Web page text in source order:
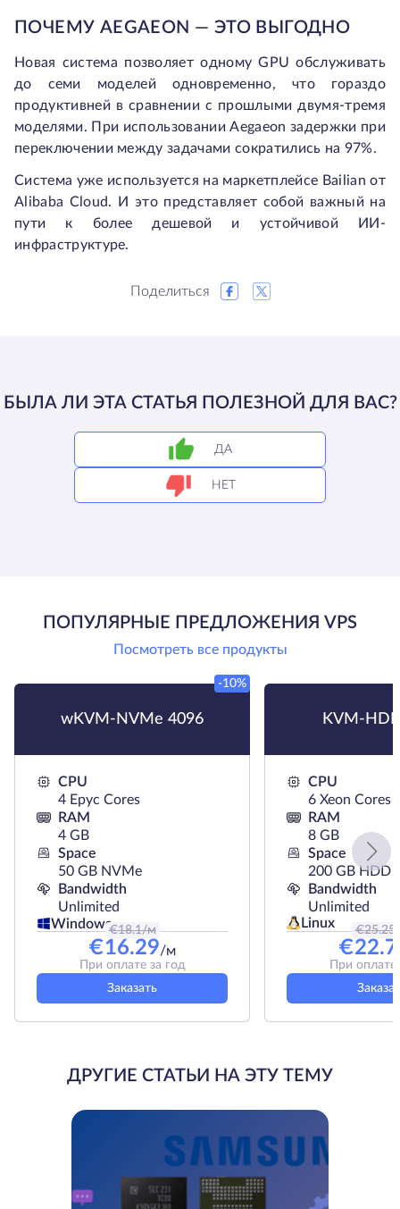
ПОЧЕМУ AEGAEON — ЭТО ВЫГОДНО
Новая система позволяет одному GPU обслуживать
до семи моделей одновременно, что гораздо
продуктивней в сравнении с прошлыми двумя-тремя
моделями. При использовании Aegaeon задержки при
переключении между задачами сократились на 97%.
Система уже используется на маркетплейсе Bailian от
Alibaba Cloud. И это представляет собой важный на
пути к более дешевой и устойчивой ИИ-
инфраструктуре.
Поделиться
БЫЛА ЛИ ЭТА СТАТЬЯ ПОЛЕЗНОЙ ДЛЯ ВАС?
ДА
НЕТ
ПОПУЛЯРНЫЕ ПРЕДЛОЖЕНИЯ VPS
Посмотреть все продукты
wKVM-NVMe 4096
-10%
CPU
4 Epyc Cores
RAM
4 GB
Space
50 GB NVMe
Bandwidth
Unlimited
Windows€18.1/м
€16.29/м
При оплате за год
Заказать
KVM-
CPU
6 Xeon Cores
RAM
8 GB
Space
200 GB HDD
Bandwidth
Unlimited
Linux
€25.25
€
При оплате
ДРУГИЕ СТАТЬИ НА ЭТУ ТЕМУ